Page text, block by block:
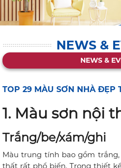
NEWS &
NEWS &
TOP 29 MÀU SƠN NHÀ ĐẸP
1. Màu sơn nội
Trắng/be/xám/ghi
Màu trung tính bao gồm
thất rất phổ biến. Trong thiết